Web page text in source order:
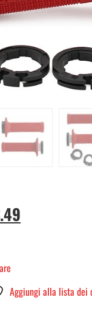
Aggiungi alla lista dei